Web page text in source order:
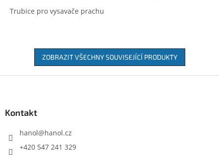
Trubice pro vysavače prachu
ZOBRAZIT VŠECHNY SOUVISEJÍCÍ PRODUKTY
Kontakt
hanol@hanol.cz
+420 547 241 329